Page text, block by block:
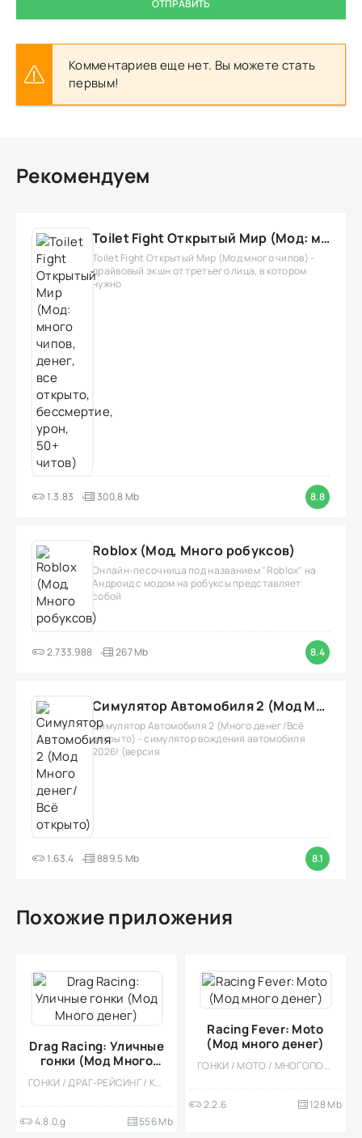
ОТПРАВИТЬ
Комментариев еще нет. Вы можете стать
первым!
Рекомендуем
Toilet Fight Открытый Мир (Мод: много чипов, денег, все открыто, бессмертие, урон, 50+ читов)
Toilet Fight Открытый Мир (Мод много чипов) -
драйвовый экшн от третьего лица, в котором
нужно
1.3.83 300,8 Mb 8.8
Roblox (Мод, Много робуксов)
Онлайн-песочница под названием "Roblox" на
Андроид с модом на робуксы представляет
собой
2.733.988 267 Mb 8.4
Симулятор Автомобиля 2 (Мод Много денег/Всё открыто)
Симулятор Автомобиля 2 (Много денег/Всё
открыто) - симулятор вождения автомобиля
2026! (версия
1.63.4 889.5 Mb 8.1
Похожие приложения
Drag Racing: Уличные
гонки (Мод Много
денег)
ГОНКИ / ДРАГ-РЕЙСИНГ / КАЗУАЛЬНЫЕ / МНОГОПОЛЬЗОВАТЕЛЬСКАЯ / СОРЕВНОВАТЕЛЬНАЯ / ОДНОПОЛЬЗОВАТЕЛЬСКИЕ / СТИЛИЗАЦИЯ / МОД / ВСТРОЕННЫЙ КЕШ
4.8.0.g 556 Mb
Racing Fever: Moto
(Мод много денег)
ГОНКИ / МОТО / МНОГОПОЛЬЗОВАТЕЛЬСКАЯ / СОРЕВНОВАТЕЛЬНАЯ / ОДНОПОЛЬЗОВАТЕЛЬСКИЕ / СТИЛИЗАЦИЯ / ОФЛАЙН / МОД / 3D
2.2.6 128 Mb